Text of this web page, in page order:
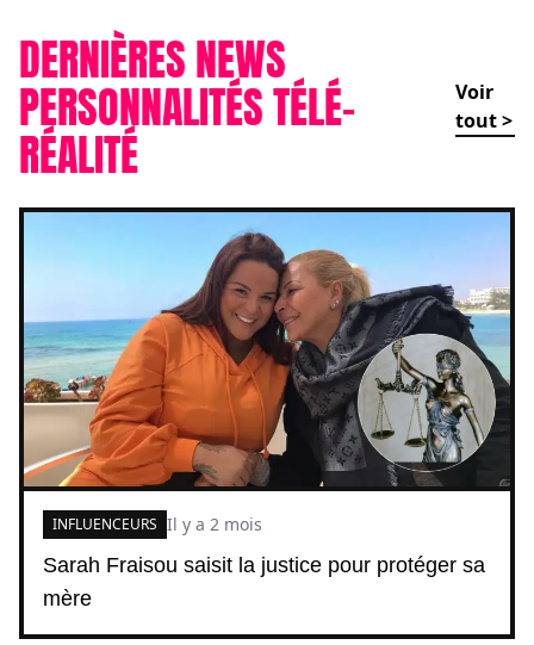
DERNIÈRES NEWS
PERSONNALITÉS TÉLÉ-
RÉALITÉ
Voir
tout >
Sarah Fraisou saisit la justice pour protéger sa
mère
INFLUENCEURS Il y a 2 mois